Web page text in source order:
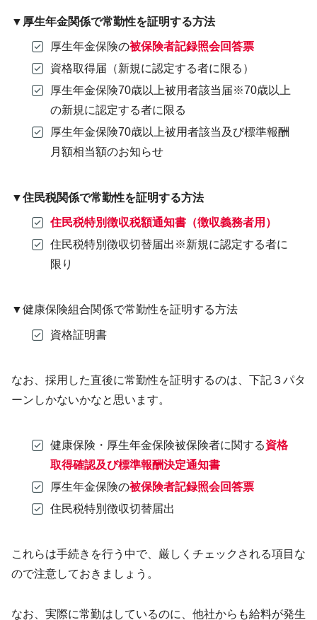
▼厚生年金関係で常勤性を証明する方法
厚生年金保険の被保険者記録照会回答票
資格取得届（新規に認定する者に限る）
厚生年金保険70歳以上被用者該当届※70歳以上
の新規に認定する者に限る
厚生年金保険70歳以上被用者該当及び標準報酬
月額相当額のお知らせ
▼住民税関係で常勤性を証明する方法
住民税特別徴収税額通知書（徴収義務者用）
住民税特別徴収切替届出※新規に認定する者に
限り
▼健康保険組合関係で常勤性を証明する方法
資格証明書
なお、採用した直後に常勤性を証明するのは、下記３パタ
ーンしかないかなと思います。
健康保険・厚生年金保険被保険者に関する資格
取得確認及び標準報酬決定通知書
厚生年金保険の被保険者記録照会回答票
住民税特別徴収切替届出
これらは手続きを行う中で、厳しくチェックされる項目な
ので注意しておきましょう。
なお、実際に常勤はしているのに、他社からも給料が発生